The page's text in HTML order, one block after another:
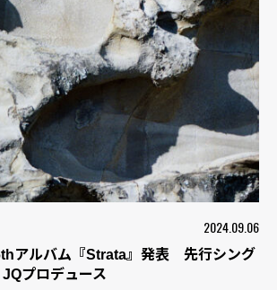
2024.09.06
アルバム『Strata』発表 先行シング
プロデュース